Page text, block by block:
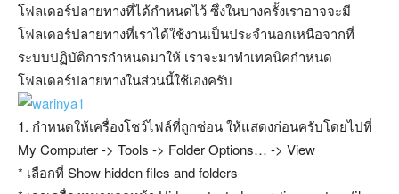
โฟลเดอร์ปลายทางที่ได้กำหนดไว้ ซึ่งในบางครั้งเราอาจจะมี
โฟลเดอร์ปลายทางที่เราได้ใช้งานเป็นประจำนอกเหนือจากที่
ระบบปฏิบัติการกำหนดมาให้ เราจะมาทำเทคนิคกำหนด
โฟลเดอร์ปลายทางในส่วนนี้ใช้เองครับ
1. กำหนดให้เครื่องโชว์ไฟล์ที่ถูกซ่อน ให้แสดงก่อนครับโดยไปที่
My Computer -> Tools -> Folder Options… -> View
* เลือกที่ Show hidden files and folders